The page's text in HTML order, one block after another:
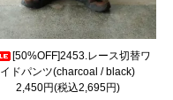
[50%OFF]2453.レース切替ワ
イドパンツ(charcoal / black)
2,450円(税込2,695円)